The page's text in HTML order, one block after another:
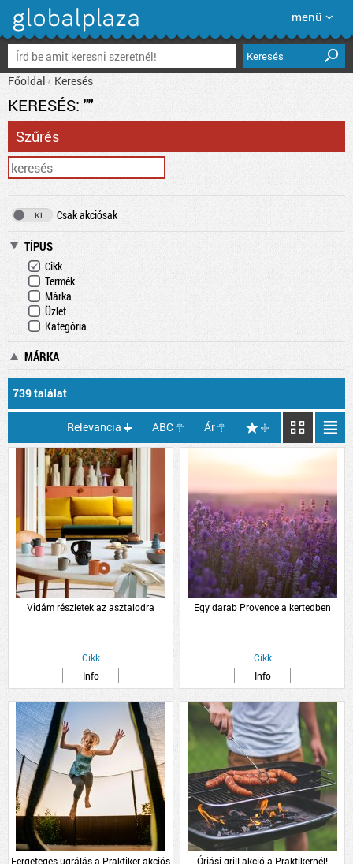
menü
Keresés
Főoldal Keresés
KERESÉS: ""
Szűrés
Csak akciósak
TÍPUS
Cikk
Termék
Márka
Üzlet
Kategória
MÁRKA
739 találat
Relevancia ABC Ár
Vidám részletek az asztalodra
Cikk
Info
Egy darab Provence a kertedben
Cikk
Info
Fergeteges ugrálás a Praktiker akciós
Óriási grill akció a Praktikernél!